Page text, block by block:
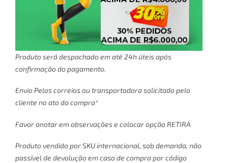
Produto será despachado em até 24h úteis após
confirmação do pagamento.
Envio Pelos correios ou transportadora solicitado pelo
cliente no ato da compra*
Favor anotar em observações e colocar opção RETIRA
Produto vendido por SKU internacional, sob demanda, não
passível de devolução em caso de compra por código